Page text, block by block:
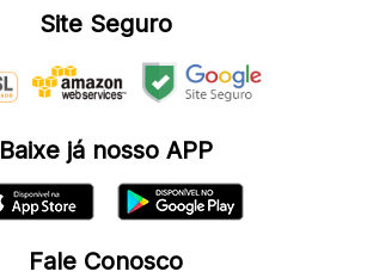
Site Seguro
Baixe já nosso APP
Fale Conosco